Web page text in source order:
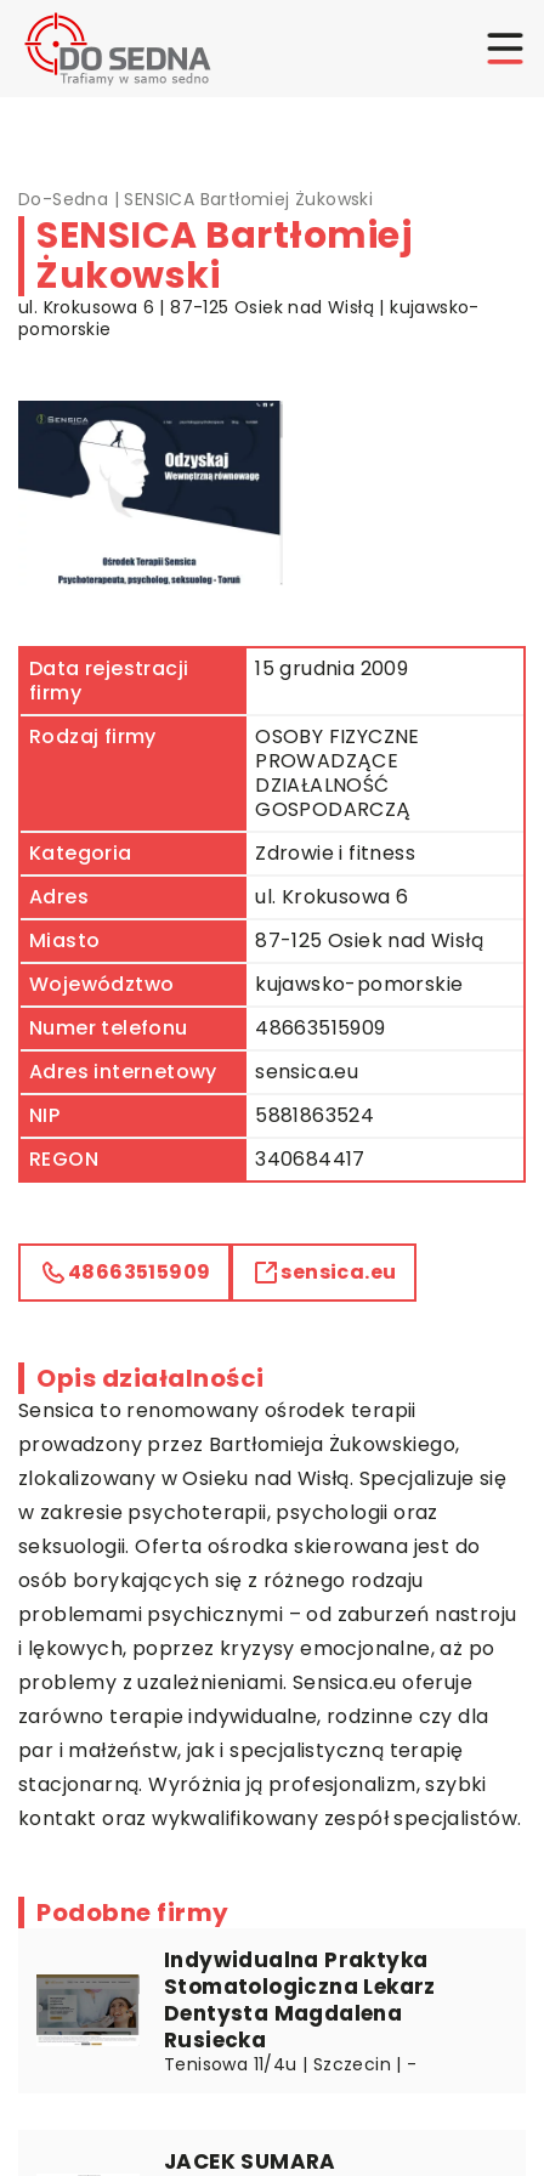
Do-Sedna |SENSICA Bartłomiej Żukowski
SENSICA Bartłomiej
Żukowski
ul. Krokusowa 6 | 87-125 Osiek nad Wisłą | kujawsko-
pomorskie
Data rejestracji
firmy
15 grudnia 2009
Rodzaj firmy
OSOBY FIZYCZNE
PROWADZĄCE
DZIAŁALNOŚĆ
GOSPODARCZĄ
Kategoria
Zdrowie i fitness
Adres
ul. Krokusowa 6
Miasto
87-125 Osiek nad Wisłą
Województwo
kujawsko-pomorskie
Numer telefonu
48663515909
Adres internetowy
sensica.eu
NIP
5881863524
REGON
340684417
48663515909 sensica.eu
Opis działalności
Sensica to renomowany ośrodek terapii
prowadzony przez Bartłomieja Żukowskiego,
zlokalizowany w Osieku nad Wisłą. Specjalizuje się
w zakresie psychoterapii, psychologii oraz
seksuologii. Oferta ośrodka skierowana jest do
osób borykających się z różnego rodzaju
problemami psychicznymi – od zaburzeń nastroju
i lękowych, poprzez kryzysy emocjonalne, aż po
problemy z uzależnieniami. Sensica.eu oferuje
zarówno terapie indywidualne, rodzinne czy dla
par i małżeństw, jak i specjalistyczną terapię
stacjonarną. Wyróżnia ją profesjonalizm, szybki
kontakt oraz wykwalifikowany zespół specjalistów.
Podobne firmy
Indywidualna Praktyka
Stomatologiczna Lekarz
Dentysta Magdalena
Rusiecka
Tenisowa 11/4u | Szczecin | -
JACEK SUMARA